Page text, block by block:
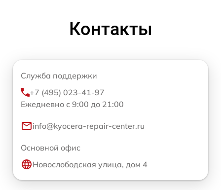
Контакты
Служба поддержки
+7 (495) 023-41-97
Ежедневно с 9:00 до 21:00
info@kyocera-repair-center.ru
Основной офис
Новослободская улица, дом 4